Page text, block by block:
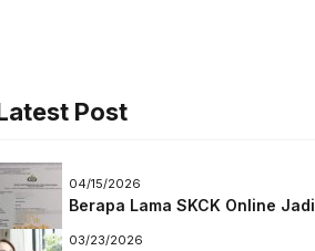
Post
04/15/2026
Berapa Lama SKCK Online Jadi
03/23/2026